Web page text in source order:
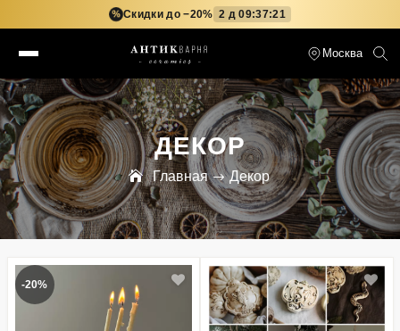
% Скидки до −20% 2 д 09:37:20
Москва
ДЕКОР
Главная Декор
-20%